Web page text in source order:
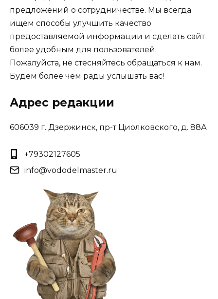
предложений о сотрудничестве. Мы всегда
ищем способы улучшить качество
предоставляемой информации и сделать сайт
более удобным для пользователей.
Пожалуйста, не стесняйтесь обращаться к нам.
Будем более чем рады услышать вас!
Адрес редакции
606039 г. Дзержинск, пр-т Циолковского, д. 88А
+79302127605
info@vododelmaster.ru